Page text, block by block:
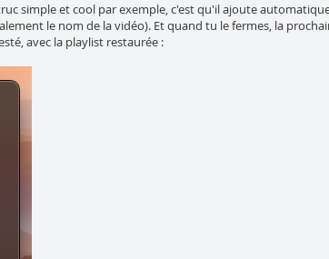
simple et cool par exemple, c'est qu'il ajoute
le nom de la vidéo). Et quand tu le fermes, la
avec la playlist restaurée :